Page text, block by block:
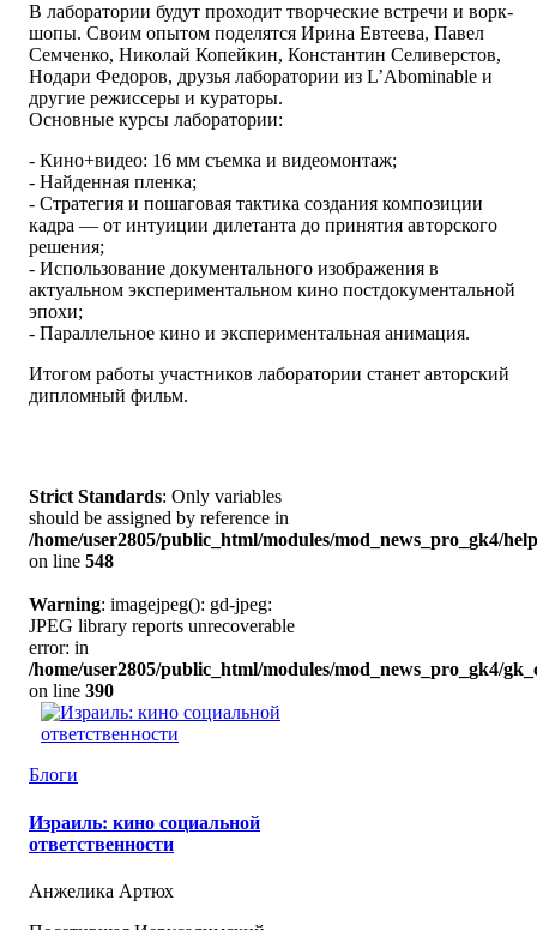
В лаборатории будут проходит творческие встречи и ворк-
шопы. Своим опытом поделятся Ирина Евтеева, Павел
Семченко, Николай Копейкин, Константин Селиверстов,
Нодари Федоров, друзья лаборатории из L’Abominable и
другие режиссеры и кураторы.
Основные курсы лаборатории:
- Кино+видео: 16 мм съемка и видеомонтаж;
- Найденная пленка;
- Стратегия и пошаговая тактика создания композиции
кадра — от интуиции дилетанта до принятия авторского
решения;
- Использование документального изображения в
актуальном экспериментальном кино постдокументальной
эпохи;
- Параллельное кино и экспериментальная анимация.
Итогом работы участников лаборатории станет авторский
дипломный фильм.
Strict Standards: Only variables
should be assigned by reference in
/home/user2805/public_html/modules/mod_news_pro_gk4/
on line 548
Warning: imagejpeg(): gd-jpeg:
JPEG library reports unrecoverable
error: in
/home/user2805/public_html/modules/mod_news_pro_gk4/
on line 390
Блоги
Израиль: кино социальной
ответственности
Анжелика Артюх